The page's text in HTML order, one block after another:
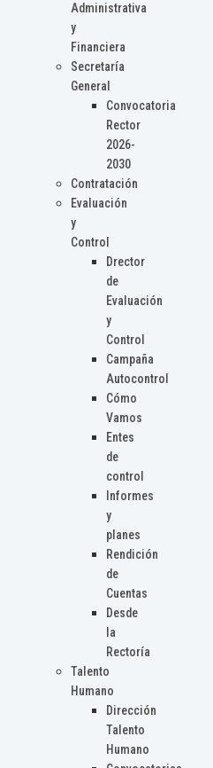
Administrativa
y
Financiera
Secretaría
General
Convocatoria
Rector
2026-
2030
Contratación
Evaluación
y
Control
Drector
de
Evaluación
y
Control
Campaña
Autocontrol
Cómo
Vamos
Entes
de
control
Informes
y
planes
Rendición
de
Cuentas
Desde
la
Rectoría
Talento
Humano
Dirección
Talento
Humano